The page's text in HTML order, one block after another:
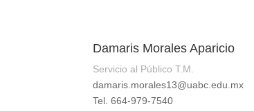
Damaris Morales Aparicio
Servicio al Público T.M.
damaris.morales13@uabc.edu.mx
Tel. 664-979-7540